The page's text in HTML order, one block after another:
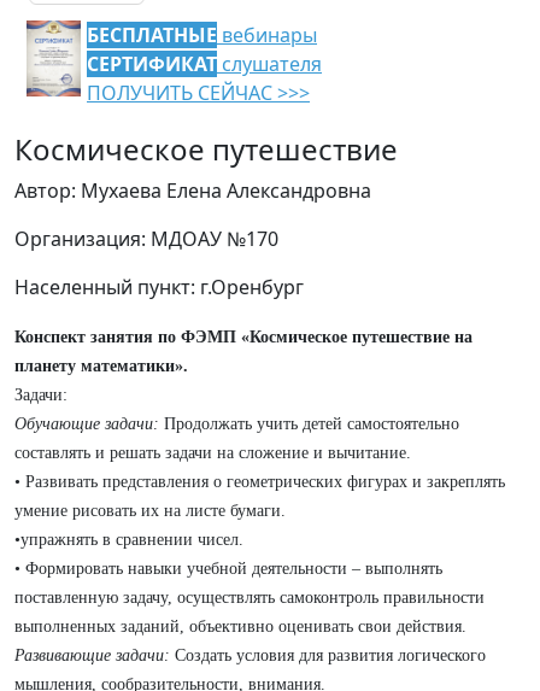
БЕСПЛАТНЫЕ вебинары
СЕРТИФИКАТ слушателя
ПОЛУЧИТЬ СЕЙЧАС >>>
Космическое путешествие
Автор: Мухаева Елена Александровна
Организация: МДОАУ №170
Населенный пункт: г.Оренбург
Конспект занятия по ФЭМП «Космическое путешествие на
планету математики».
Задачи:
Обучающие задачи: Продолжать учить детей самостоятельно
составлять и решать задачи на сложение и вычитание.
• Развивать представления о геометрических фигурах и закреплять
умение рисовать их на листе бумаги.
•упражнять в сравнении чисел.
• Формировать навыки учебной деятельности – выполнять
поставленную задачу, осуществлять самоконтроль правильности
выполненных заданий, объективно оценивать свои действия.
Развивающие задачи: Создать условия для развития логического
мышления, сообразительности, внимания.